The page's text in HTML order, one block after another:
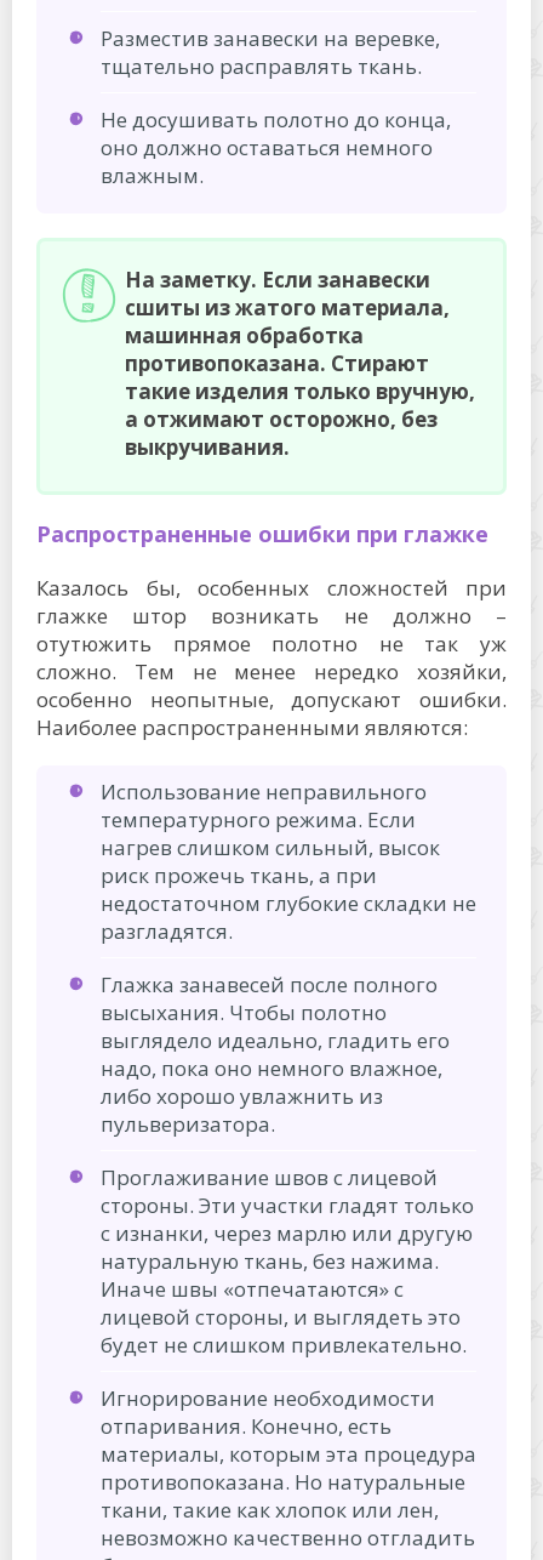
Разместив занавески на веревке,
тщательно расправлять ткань.
Не досушивать полотно до конца,
оно должно оставаться немного
влажным.
На заметку. Если занавески
сшиты из жатого материала,
машинная обработка
противопоказана. Стирают
такие изделия только вручную,
а отжимают осторожно, без
выкручивания.
Распространенные ошибки при глажке
Казалось бы, особенных сложностей при
глажке штор возникать не должно –
отутюжить прямое полотно не так уж
сложно. Тем не менее нередко хозяйки,
особенно неопытные, допускают ошибки.
Наиболее распространенными являются:
Использование неправильного
температурного режима. Если
нагрев слишком сильный, высок
риск прожечь ткань, а при
недостаточном глубокие складки не
разгладятся.
Глажка занавесей после полного
высыхания. Чтобы полотно
выглядело идеально, гладить его
надо, пока оно немного влажное,
либо хорошо увлажнить из
пульверизатора.
Проглаживание швов с лицевой
стороны. Эти участки гладят только
с изнанки, через марлю или другую
натуральную ткань, без нажима.
Иначе швы «отпечатаются» с
лицевой стороны, и выглядеть это
будет не слишком привлекательно.
Игнорирование необходимости
отпаривания. Конечно, есть
материалы, которым эта процедура
противопоказана. Но натуральные
ткани, такие как хлопок или лен,
невозможно качественно отгладить